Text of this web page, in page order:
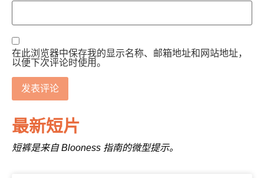
在此浏览器中保存我的显示名称、邮箱地址和网站地址，
以便下次评论时使用。
最新短片
短裤是来自 Blooness 指南的微型提示。